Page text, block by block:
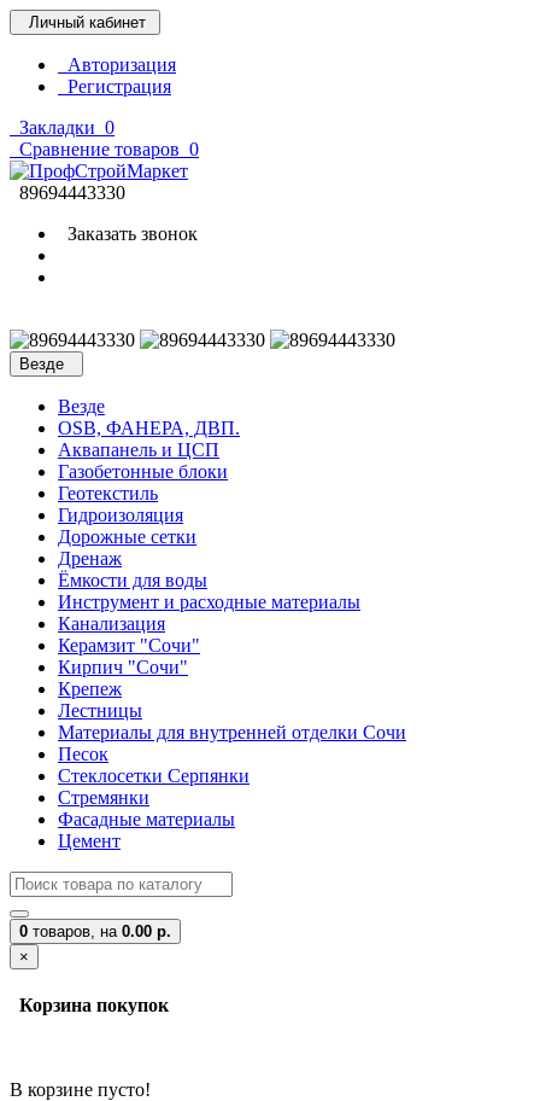
Личный кабинет
Авторизация
Регистрация
Закладки 0
Сравнение товаров 0
89694443330
Заказать звонок
Везде
Везде
OSB, ФАНЕРА, ДВП.
Аквапанель и ЦСП
Газобетонные блоки
Геотекстиль
Гидроизоляция
Дорожные сетки
Дренаж
Ёмкости для воды
Инструмент и расходные материалы
Канализация
Керамзит "Сочи"
Кирпич "Сочи"
Крепеж
Лестницы
Материалы для внутренней отделки Сочи
Песок
Стеклосетки Серпянки
Стремянки
Фасадные материалы
Цемент
0 товаров, на 0.00 р.
×
Корзина покупок
В корзине пусто!